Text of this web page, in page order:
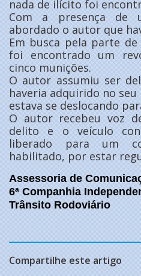
nada de ilícito foi
Com a presença de
abordado o autor que
Em busca pela parte
foi encontrado um
cinco munições.
O autor assumiu ser
haveria adquirido no
estava se deslocando
O autor recebeu voz
delito e o veículo
liberado para um
habilitado, por estar
Assessoria de
6ª Companhia
Trânsito Rodoviário
Compartilhe este artigo